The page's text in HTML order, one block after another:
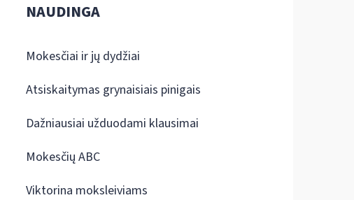
NAUDINGA
Mokesčiai ir jų dydžiai
Atsiskaitymas grynaisiais pinigais
Dažniausiai užduodami klausimai
Mokesčių ABC
Viktorina moksleiviams